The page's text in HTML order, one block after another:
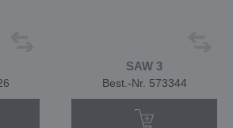
SAW 3
Best.-Nr. 573344